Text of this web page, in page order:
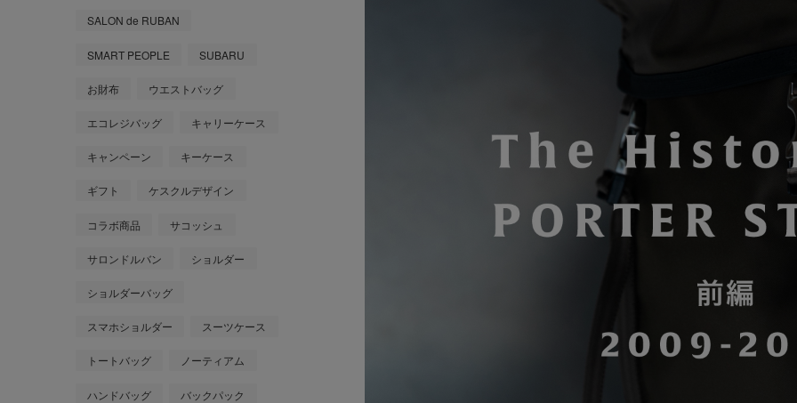
SALON de RUBAN
SMART PEOPLE SUBARU
お財布 ウエストバッグ
エコレジバッグ キャリーケース
キャンペーン キーケース
ギフト ケスクルデザイン
コラボ商品 サコッシュ
サロンドルバン ショルダー
ショルダーバッグ
スマホショルダー スーツケース
トートバッグ ノーティアム
ハンドバッグ バックパック